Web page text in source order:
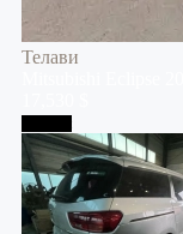
Телави